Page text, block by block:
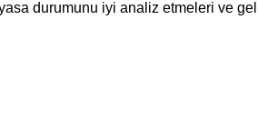
durumunu iyi analiz etmeleri ve